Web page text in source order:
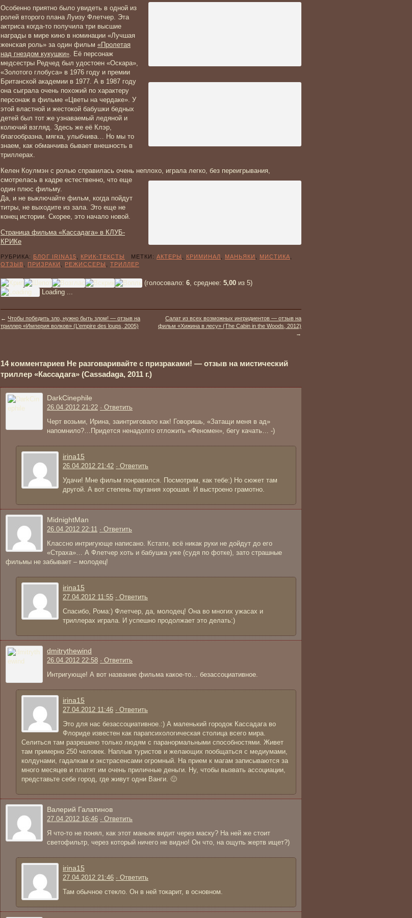
Особенно приятно было увидеть в одной из
ролей второго плана Луизу Флетчер. Эта
актриса когда-то получила три высшие
награды в мире кино в номинации «Лучшая
женская роль» за один фильм «Пролетая
над гнездом кукушки». Её персонаж
медсестры Редчед был удостоен «Оскара»,
«Золотого глобуса» в 1976 году и премии
Британской академии в 1977. А в 1987 году
она сыграла очень похожий по характеру
персонаж в фильме «Цветы на чердаке». У
этой властной и жестокой бабушки бедных
детей был тот же узнаваемый ледяной и
колючий взгляд. Здесь же её Клэр,
благообразна, мягка, улыбчива… Но мы то
знаем, как обманчива бывает внешность в
триллерах.
Келен Коулмэн с ролью справилась очень неплохо, играла легко, без переигрывания,
смотрелась в кадре естественно, что еще
один плюс фильму.
Да, и не выключайте фильм, когда пойдут
титры, не выходите из зала. Это еще не
конец истории. Скорее, это начало новой.
Страница фильма «Кассадага» в КЛУБ-
КРИКе
РУБРИКА: БЛОГ IRINA15 КРИК-ТЕКСТЫ МЕТКИ: АКТЕРЫ КРИМИНАЛ МАНЬЯКИ МИСТИКА
ОТЗЫВ
ПРИЗРАКИ РЕЖИССЕРЫ ТРИЛЛЕР
(голосовало: 6, среднее: 5,00 из 5)
Loading ...
← Чтобы победить зло, нужно быть злом! — отзыв на
триллер «Империя волков» (L’empire des loups, 2005)
Салат из всех возможных ингридиентов — отзыв на
фильм «Хижина в лесу» (The Cabin in the Woods, 2012)
→
14 комментариев Не разговаривайте с призраками! — отзыв на мистический
триллер «Кассадага» (Cassadaga, 2011 г.)
DarkCinephile
26.04.2012 21:22 · Ответить
Черт возьми, Ирина, заинтриговало как! Говоришь, «Затащи меня в ад»
напомнило?…Придется ненадолго отложить «Феномен», бегу качать… -)
irina15
26.04.2012 21:42 · Ответить
Удачи! Мне фильм понравился. Посмотрим, как тебе:) Но сюжет там
другой. А вот степень паугания хорошая. И выстроено грамотно.
MidnightMan
26.04.2012 22:11 · Ответить
Классно интригующе написано. Кстати, всё никак руки не дойдут до его
«Страха»… А Флетчер хоть и бабушка уже (судя по фотке), зато страшные
фильмы не забывает – молодец!
irina15
27.04.2012 11:55 · Ответить
Спасибо, Рома:) Флетчер, да, молодец! Она во многих ужасах и
триллерах играла. И успешно продолжает это делать:)
dmitrythewind
26.04.2012 22:58 · Ответить
Интригующе! А вот название фильма какое-то… безассоциативное.
irina15
27.04.2012 11:46 · Ответить
Это для нас безассоциативное.:) А маленький городок Кассадага во
Флориде известен как парапсихологическая столица всего мира.
Селиться там разрешено только людям с паранормальными способностями. Живет
там примерно 250 человек. Наплыв туристов и желающих пообщаться с медиумами,
колдунами, гадалкам и экстрасенсами огромный. На прием к магам записываются за
много месяцев и платят им очень приличные деньги. Ну, чтобы вызвать ассоциации,
представьте себе город, где живут одни Ванги. 🙂
Валерий Галатинов
27.04.2012 16:46 · Ответить
Я что-то не понял, как этот маньяк видит через маску? На ней же стоит
светофильтр, через который ничего не видно! Он что, на ощупь жертв ищет?)
irina15
27.04.2012 21:46 · Ответить
Там обычное стекло. Он в ней токарит, в основном.